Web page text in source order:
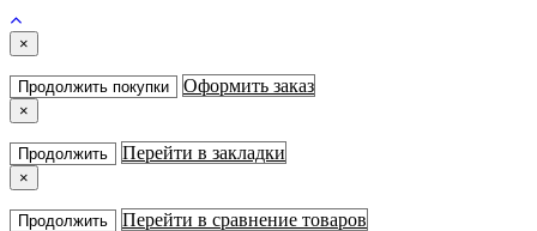
×
Продолжить покупки Оформить заказ
×
Продолжить Перейти в закладки
×
Продолжить Перейти в сравнение товаров